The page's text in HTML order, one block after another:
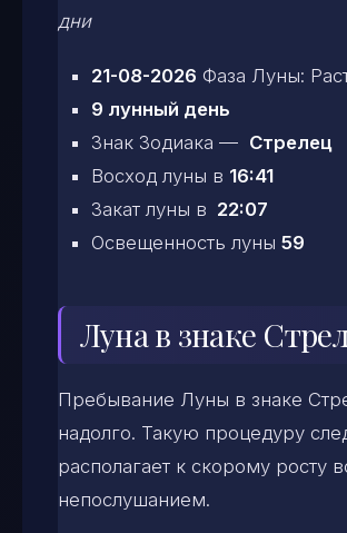
дни
21-08-2026 Фаза Луны:
9 лунный день
Знак Зодиака — Стрелец
Восход луны в 16:41
Закат луны в 22:07
Освещенность луны 59
Луна в знаке
Пребывание Луны в знаке
надолго. Такую процедуру
располагает к скорому росту
непослушанием.